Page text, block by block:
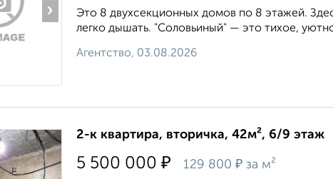
›
Это 8 двухсекционных домов по 8 этажей.
легко дышать. "Соловьиный" — это тихое,
Агентство, 03.08.2026
2-к квартира, вторичка, 42м², 6/9 этаж
5 500 000 ₽ 129 800 ₽ за м²